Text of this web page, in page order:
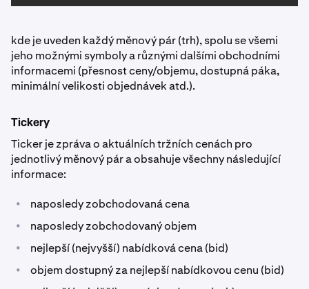
kde je uveden každý měnový pár (trh), spolu se všemi
jeho možnými symboly a různými dalšími obchodními
informacemi (přesnost ceny/objemu, dostupná páka,
minimální velikosti objednávek atd.).
Tickery
Ticker je zpráva o aktuálních tržních cenách pro
jednotlivý měnový pár a obsahuje všechny následující
informace:
• naposledy zobchodovaná cena
• naposledy zobchodovaný objem
• nejlepší (nejvyšší) nabídková cena (bid)
• objem dostupný za nejlepší nabídkovou cenu (bid)